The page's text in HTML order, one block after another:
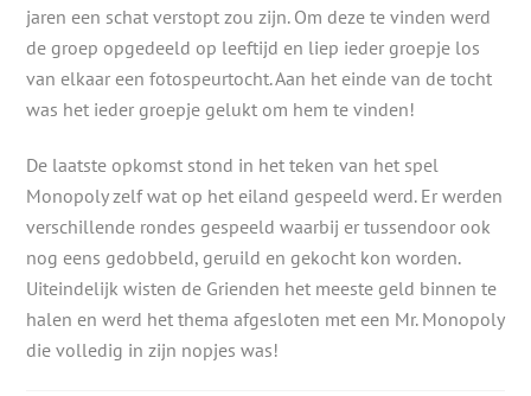
jaren een schat verstopt zou zijn. Om deze te vinden werd
de groep opgedeeld op leeftijd en liep ieder groepje los
van elkaar een fotospeurtocht. Aan het einde van de tocht
was het ieder groepje gelukt om hem te vinden!
De laatste opkomst stond in het teken van het spel
Monopoly zelf wat op het eiland gespeeld werd. Er werden
verschillende rondes gespeeld waarbij er tussendoor ook
nog eens gedobbeld, geruild en gekocht kon worden.
Uiteindelijk wisten de Grienden het meeste geld binnen te
halen en werd het thema afgesloten met een Mr. Monopoly
die volledig in zijn nopjes was!